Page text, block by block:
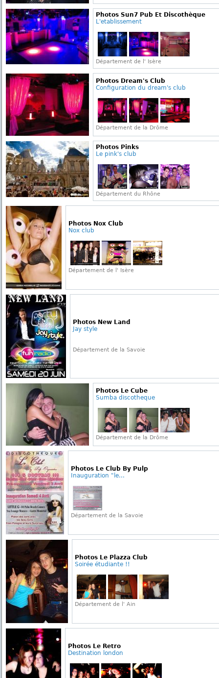
Photos Sun7 Pub Et Discothèque
L'etablissement
Département de l' Isère
Photos Dream's Club
Configuration du dream's club
Département de la Drôme
Photos Pinks
Le pink's club
Département du Rhône
Photos Nox Club
Nox club
Département de l' Isère
Photos New Land
Jay style
Département de la Savoie
Photos Le Cube
Sumba discotheque
Département de la Drôme
Photos Le Club By Pulp
Inauguration "le...
Département de la Savoie
Photos Le Plazza Club
Soirée étudiante !!
Département de l' Ain
Photos Le Retro
Destination london